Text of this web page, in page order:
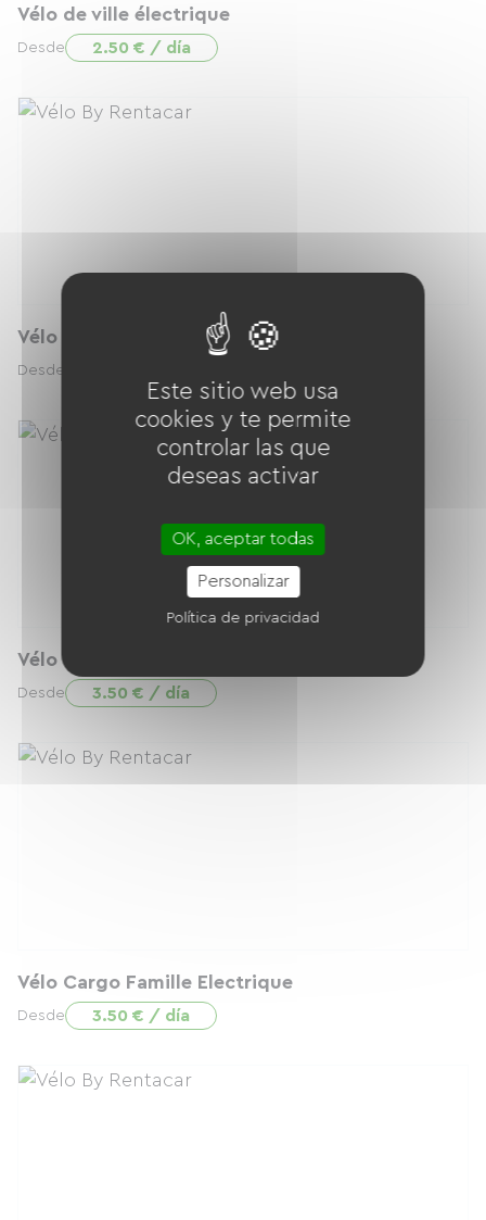
Vélo de ville électrique
Desde 2.50 € / día
Vélo Cargo Famille Electrique
Desde
Vélo Cargo Famille Electrique
Desde 3.50 € / día
Vélo Cargo Famille Electrique
Desde 3.50 € / día
Este sitio web usa
cookies y te permite
controlar las que
deseas activar
OK, aceptar todas
Personalizar
Política de privacidad